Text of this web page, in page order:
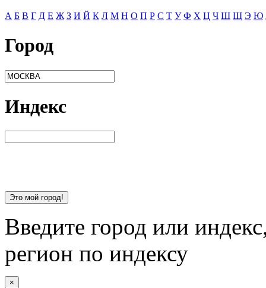
А Б В Г Д Е Ж З И Й К Л М Н О П Р С Т У Ф Х Ц Ч Ш Щ Э Ю
Город
Индекс
Это мой город!
Введите город или
регион по индексу
×